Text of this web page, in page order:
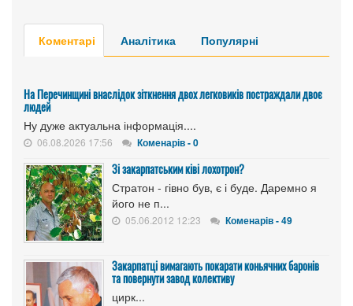
Коментарі Аналітика Популярні
На Перечинщині внаслідок зіткнення двох легковиків постраждали двоє
людей
Ну дуже актуальна інформація....
06.08.2026 17:56 Коменарів - 0
Зі закарпатським ківі лохотрон?
Стратон - гівно був, є і буде. Даремно я
його не п...
05.06.2012 12:23 Коменарів - 49
Закарпатці вимагають покарати коньячних баронів
та повернути завод колективу
цирк...